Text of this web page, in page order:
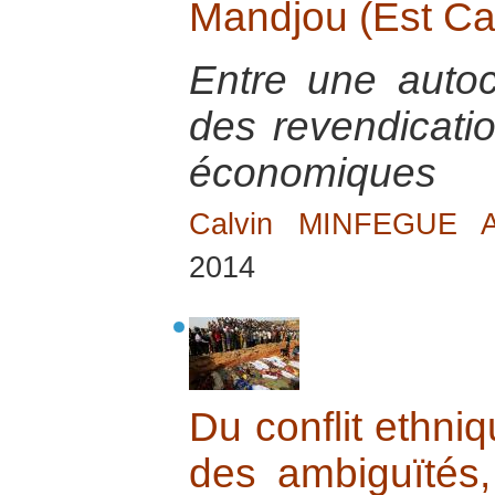
Mandjou (Est
Entre une
des
économiques
Calvin MINFEGUE
2014
Du conflit
des